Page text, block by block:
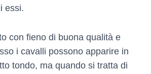
essi.
con fieno di buona qualità e
i cavalli possono apparire in
tondo, ma quando si tratta di